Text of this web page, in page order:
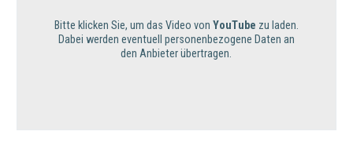
Bitte klicken Sie, um das Video von YouTube zu laden.
Dabei werden eventuell personenbezogene Daten an
den Anbieter übertragen.